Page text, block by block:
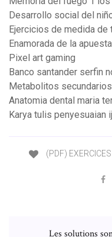
Desarrollo social del
Ejercicios de medida
Enamorada de la
Pixel art gaming
Banco santander serfin
Metabolitos
Anatomia dental maria
Karya tulis penyesuaian
(PDF)
Les solutions